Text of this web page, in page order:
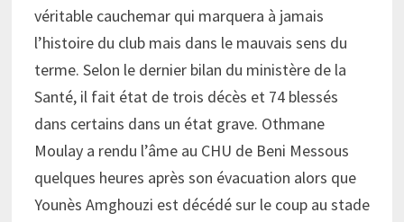
véritable cauchemar qui marquera à jamais
l’histoire du club mais dans le mauvais sens du
terme. Selon le dernier bilan du ministère de la
Santé, il fait état de trois décès et 74 blessés
dans certains dans un état grave. Othmane
Moulay a rendu l’âme au CHU de Beni Messous
quelques heures après son évacuation alors que
Younès Amghouzi est décédé sur le coup au stade